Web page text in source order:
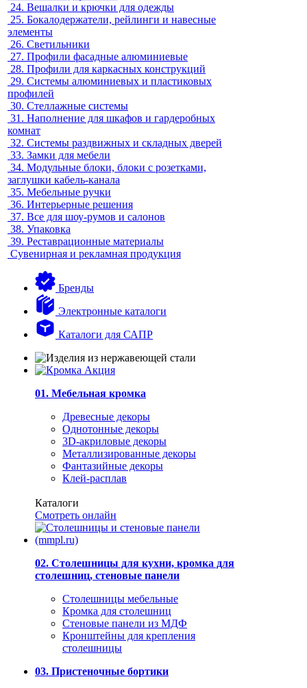
24. Вешалки и крючки для одежды
25. Бокалодержатели, рейлинги и навесные
элементы
26. Светильники
27. Профили фасадные алюминиевые
28. Профили для каркасных конструкций
29. Системы алюминиевых и пластиковых
профилей
30. Стеллажные системы
31. Наполнение для шкафов и гардеробных
комнат
32. Системы раздвижных и складных дверей
33. Замки для мебели
34. Модульные блоки, блоки с розетками,
заглушки кабель-канала
35. Мебельные ручки
36. Интерьерные решения
37. Все для шоу-румов и салонов
38. Упаковка
39. Реставрационные материалы
Сувенирная и рекламная продукция
Бренды
Электронные каталоги
Каталоги для САПР
01. Мебельная кромка
Древесные декоры
Однотонные декоры
3D-акриловые декоры
Металлизированные декоры
Фантазийные декоры
Клей-расплав
Каталоги
Смотреть онлайн
02. Столешницы для кухни, кромка для
столешниц, стеновые панели
Столешницы мебельные
Кромка для столешниц
Стеновые панели из МДФ
Кронштейны для крепления
столешницы
03. Пристеночные бортики